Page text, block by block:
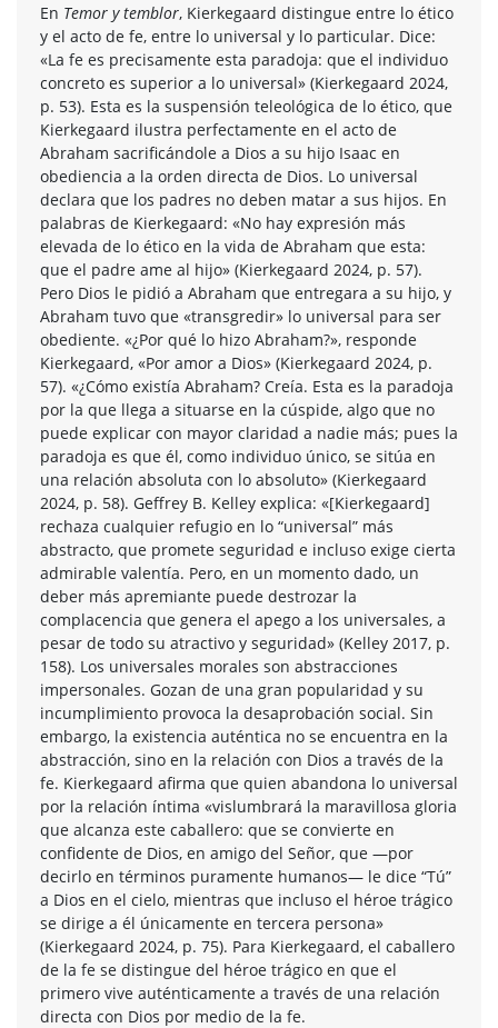
En Temor y temblor, Kierkegaard distingue entre lo ético
y el acto de fe, entre lo universal y lo particular. Dice:
«La fe es precisamente esta paradoja: que el individuo
concreto es superior a lo universal» (Kierkegaard 2024,
p. 53). Esta es la suspensión teleológica de lo ético, que
Kierkegaard ilustra perfectamente en el acto de
Abraham sacrificándole a Dios a su hijo Isaac en
obediencia a la orden directa de Dios. Lo universal
declara que los padres no deben matar a sus hijos. En
palabras de Kierkegaard: «No hay expresión más
elevada de lo ético en la vida de Abraham que esta:
que el padre ame al hijo» (Kierkegaard 2024, p. 57).
Pero Dios le pidió a Abraham que entregara a su hijo, y
Abraham tuvo que «transgredir» lo universal para ser
obediente. «¿Por qué lo hizo Abraham?», responde
Kierkegaard, «Por amor a Dios» (Kierkegaard 2024, p.
57). «¿Cómo existía Abraham? Creía. Esta es la paradoja
por la que llega a situarse en la cúspide, algo que no
puede explicar con mayor claridad a nadie más; pues la
paradoja es que él, como individuo único, se sitúa en
una relación absoluta con lo absoluto» (Kierkegaard
2024, p. 58). Geffrey B. Kelley explica: «[Kierkegaard]
rechaza cualquier refugio en lo “universal” más
abstracto, que promete seguridad e incluso exige cierta
admirable valentía. Pero, en un momento dado, un
deber más apremiante puede destrozar la
complacencia que genera el apego a los universales, a
pesar de todo su atractivo y seguridad» (Kelley 2017, p.
158). Los universales morales son abstracciones
impersonales. Gozan de una gran popularidad y su
incumplimiento provoca la desaprobación social. Sin
embargo, la existencia auténtica no se encuentra en la
abstracción, sino en la relación con Dios a través de la
fe. Kierkegaard afirma que quien abandona lo universal
por la relación íntima «vislumbrará la maravillosa gloria
que alcanza este caballero: que se convierte en
confidente de Dios, en amigo del Señor, que —por
decirlo en términos puramente humanos— le dice “Tú”
a Dios en el cielo, mientras que incluso el héroe trágico
se dirige a él únicamente en tercera persona»
(Kierkegaard 2024, p. 75). Para Kierkegaard, el caballero
de la fe se distingue del héroe trágico en que el
primero vive auténticamente a través de una relación
directa con Dios por medio de la fe.